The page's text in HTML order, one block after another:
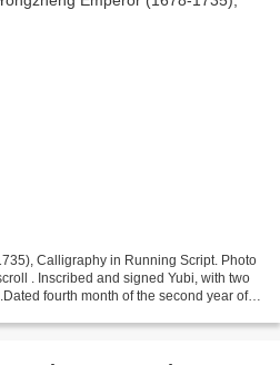
Calligraphy in Running Script. Photo
. Inscribed and signed Yubi, with two
fourth month of the second year of